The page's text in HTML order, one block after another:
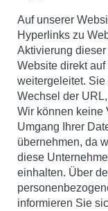
Auf unserer
Hyperlinks zu
Aktivierung
Website direkt
weitergeleitet.
Wechsel der
Wir können keine
Umgang Ihrer
übernehmen, da
diese
einhalten. Über
informieren Sie